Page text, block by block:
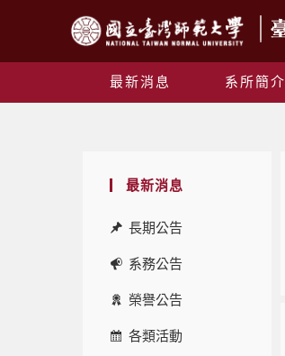
最新消息 系所簡介
最新消息
長期公告
系務公告
榮譽公告
各類活動